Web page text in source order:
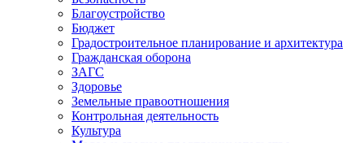
Благоустройство
Бюджет
Градостроительное планирование и архитектура
Гражданская оборона
ЗАГС
Здоровье
Земельные правоотношения
Контрольная деятельность
Культура